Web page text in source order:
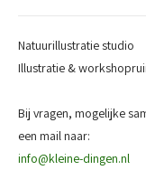
Natuurillustratie studio
Illustratie &
Bij vragen, mogelijke
een mail naar:
info@kleine-dingen.nl